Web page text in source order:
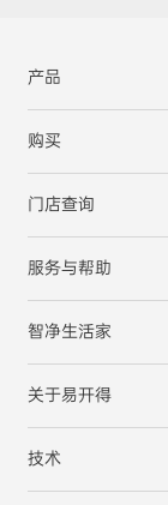
产品
购买
门店查询
服务与帮助
智净生活家
关于易开得
技术